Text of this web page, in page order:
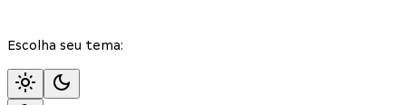
Escolha seu tema: